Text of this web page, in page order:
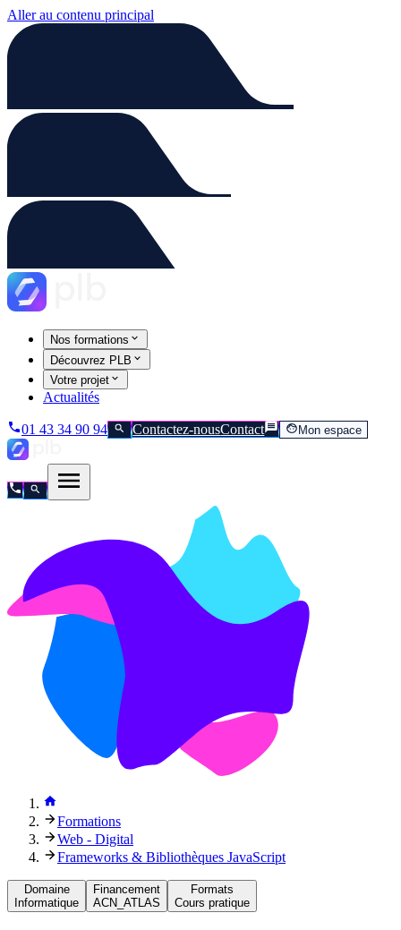
Aller au contenu principal
Nos formations
Découvrez PLB
Votre projet
Actualités
01 43 34 90 94 Contactez-nousContact Mon espace
Formations
Web - Digital
Frameworks & Bibliothèques JavaScript
Domaine
Informatique
Financement
ACN_ATLAS
Formats
Cours pratique